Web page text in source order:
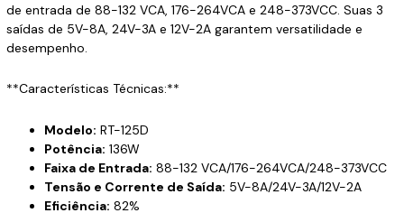
de entrada de 88-132 VCA, 176-264VCA e 248-373VCC. Suas 3
saídas de 5V-8A, 24V-3A e 12V-2A garantem versatilidade e
desempenho.
**Características Técnicas:**
Modelo: RT-125D
Potência: 136W
Faixa de Entrada: 88-132 VCA/176-264VCA/248-373VCC
Tensão e Corrente de Saída: 5V-8A/24V-3A/12V-2A
Eficiência: 82%